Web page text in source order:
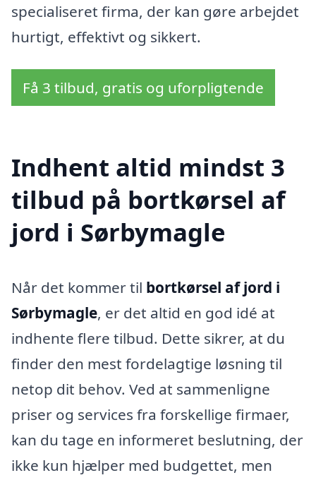
specialiseret firma, der kan gøre arbejdet
hurtigt, effektivt og sikkert.
Få 3 tilbud, gratis og uforpligtende
Indhent altid mindst 3
tilbud på bortkørsel af
jord i Sørbymagle
Når det kommer til bortkørsel af jord i
Sørbymagle, er det altid en god idé at
indhente flere tilbud. Dette sikrer, at du
finder den mest fordelagtige løsning til
netop dit behov. Ved at sammenligne
priser og services fra forskellige firmaer,
kan du tage en informeret beslutning, der
ikke kun hjælper med budgettet, men